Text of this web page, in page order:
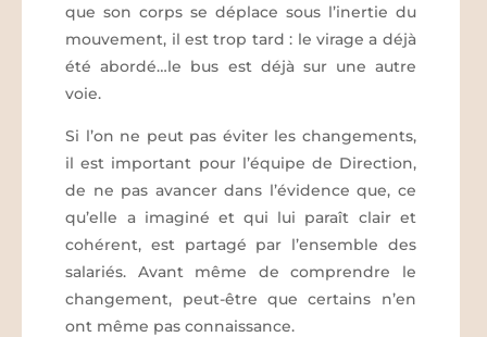
que son corps se déplace sous l’inertie du
mouvement, il est trop tard : le virage a déjà
été abordé…le bus est déjà sur une autre
voie.
Si l’on ne peut pas éviter les changements,
il est important pour l’équipe de Direction,
de ne pas avancer dans l’évidence que, ce
qu’elle a imaginé et qui lui paraît clair et
cohérent, est partagé par l’ensemble des
salariés. Avant même de comprendre le
changement, peut-être que certains n’en
ont même pas connaissance.